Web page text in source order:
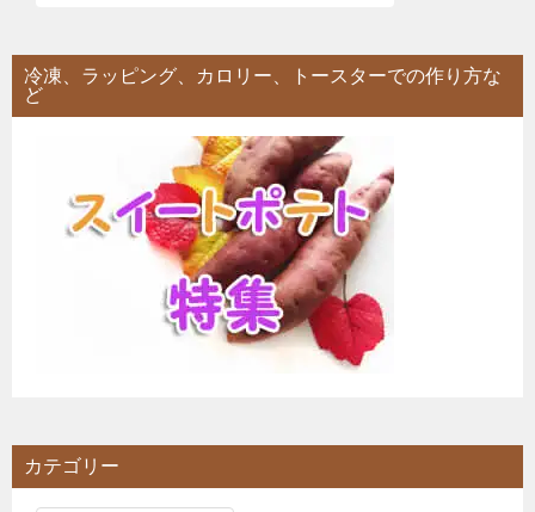
冷凍、ラッピング、カロリー、トースターでの作り方な
ど
カテゴリー